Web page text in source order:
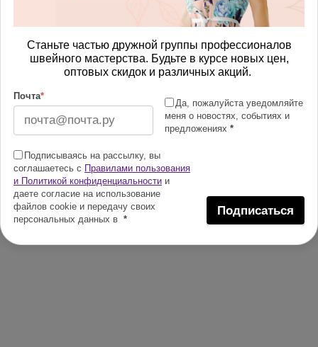
Станьте частью дружной группы профессионалов
швейного мастерства. Будьте в курсе новых цен,
оптовых скидок и различных акций.
Почта*
Да, пожалуйста уведомляйте
меня о новостях, событиях и
предложениях *
Подписываясь на рассылку, вы
соглашаетесь с Правилами пользования
и Политикой конфиденциальности и
даете согласие на использование
файлов cookie и передачу своих
персональных данных в *
Подписаться